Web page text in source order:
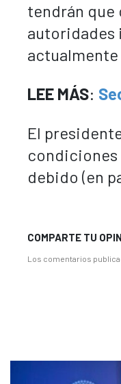
tendrán que
autoridades
LEE MÁS:
El
condiciones
debido (en
COMPARTE TU
Los comentarios